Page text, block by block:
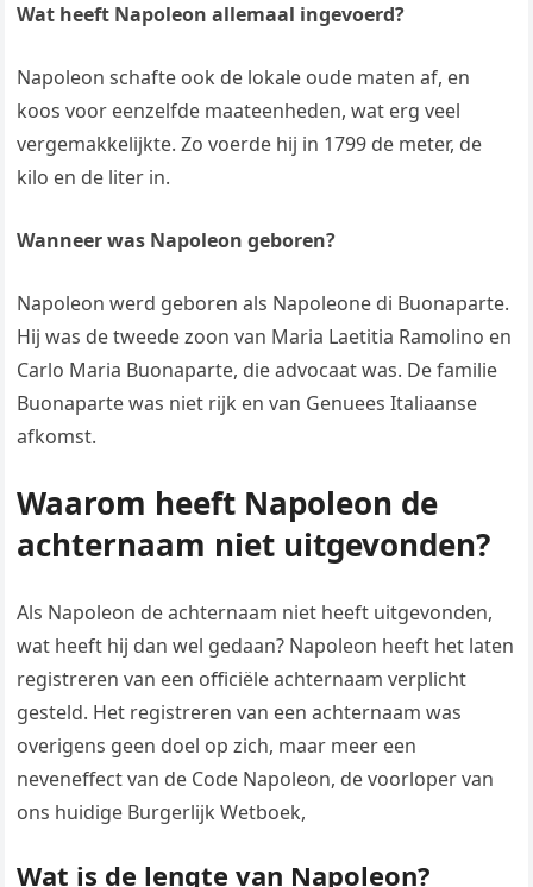
Wat heeft Napoleon allemaal ingevoerd?
Napoleon schafte ook de lokale oude maten af, en
koos voor eenzelfde maateenheden, wat erg veel
vergemakkelijkte. Zo voerde hij in 1799 de meter, de
kilo en de liter in.
Wanneer was Napoleon geboren?
Napoleon werd geboren als Napoleone di Buonaparte.
Hij was de tweede zoon van Maria Laetitia Ramolino en
Carlo Maria Buonaparte, die advocaat was. De familie
Buonaparte was niet rijk en van Genuees Italiaanse
afkomst.
Waarom heeft Napoleon de
achternaam niet uitgevonden?
Als Napoleon de achternaam niet heeft uitgevonden,
wat heeft hij dan wel gedaan? Napoleon heeft het laten
registreren van een officiële achternaam verplicht
gesteld. Het registreren van een achternaam was
overigens geen doel op zich, maar meer een
neveneffect van de Code Napoleon, de voorloper van
ons huidige Burgerlijk Wetboek,
Wat is de lengte van Napoleon?